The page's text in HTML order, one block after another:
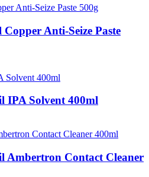
Anti-Seize Paste
IPA Solvent 400ml
Ambertron Contact Cleaner